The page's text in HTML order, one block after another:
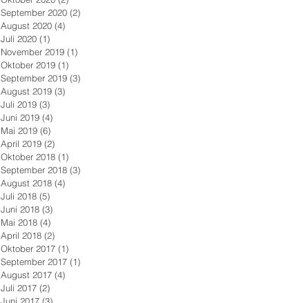
September 2020 (2)
August 2020 (4)
Juli 2020 (1)
November 2019 (1)
Oktober 2019 (1)
September 2019 (3)
August 2019 (3)
Juli 2019 (3)
Juni 2019 (4)
Mai 2019 (6)
April 2019 (2)
Oktober 2018 (1)
September 2018 (3)
August 2018 (4)
Juli 2018 (5)
Juni 2018 (3)
Mai 2018 (4)
April 2018 (2)
Oktober 2017 (1)
September 2017 (1)
August 2017 (4)
Juli 2017 (2)